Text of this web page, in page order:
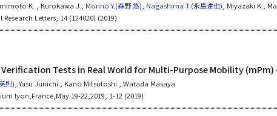
K. , Kurokawa J., Morino Y.(森野 悠) Nagashima T.(永島達也) , Miyazaki K.,
Letters, 14 (124020) (2019)
Verification Tests in Real World for Multi-Purpose Mobility
則) , Yasu Junichi., Kano Mitsutoshi., Watada Masaya
lyon,France,May 19-22,2019, 1-12 (2019)